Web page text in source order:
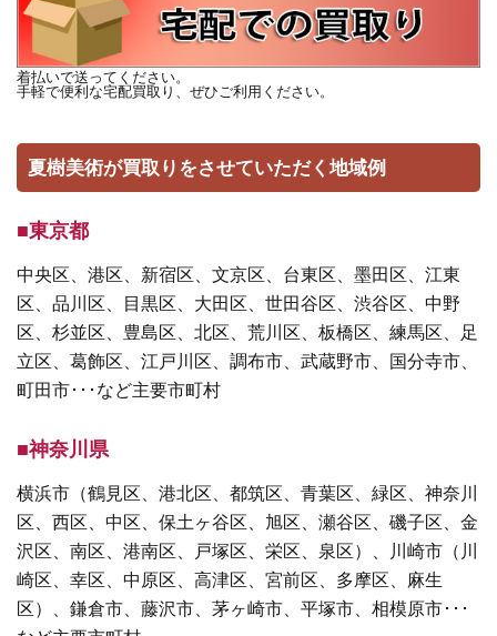
着払いで送ってください。
手軽で便利な宅配買取り、ぜひご利用ください。
夏樹美術が買取りをさせていただく地域例
■東京都
中央区、港区、新宿区、文京区、台東区、墨田区、江東
区、品川区、目黒区、大田区、世田谷区、渋谷区、中野
区、杉並区、豊島区、北区、荒川区、板橋区、練馬区、足
立区、葛飾区、江戸川区、調布市、武蔵野市、国分寺市、
町田市･･･など主要市町村
■神奈川県
横浜市（鶴見区、港北区、都筑区、青葉区、緑区、神奈川
区、西区、中区、保土ヶ谷区、旭区、瀬谷区、磯子区、金
沢区、南区、港南区、戸塚区、栄区、泉区）、川崎市（川
崎区、幸区、中原区、高津区、宮前区、多摩区、麻生
区）、鎌倉市、藤沢市、茅ヶ崎市、平塚市、相模原市･･･